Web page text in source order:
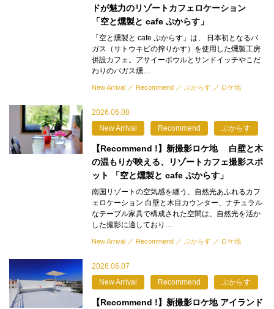
ドが魅力のリゾートカフェロケーション
「空と燻製と cafe ぷからす」
「空と燻製と cafe ぷからす」は、 日本初となるバ
ガス（サトウキビの搾りかす）を使用した燻製工房
併設カフェ。アサイーボウルとサンドイッチやこだ
わりのバガス燻…
New Arrival Recommend ぷからす ロケ地
2026.06.08
New Arrival
Recommend ぷからす
【Recommend !】新撮影ロケ地 白壁と木
の温もりが映える、リゾートカフェ撮影スポ
ット 「空と燻製と cafe ぷからす」
南国リゾートの空気感を纏う、自然光あふれるカフ
ェロケーション 白壁と木目カウンター、ナチュラル
なテーブル家具で構成された空間は、自然光を活か
した撮影に適しており…
New Arrival Recommend ぷからす ロケ地
2026.06.07
New Arrival
Recommend ぷからす
【Recommend !】新撮影ロケ地 アイランド